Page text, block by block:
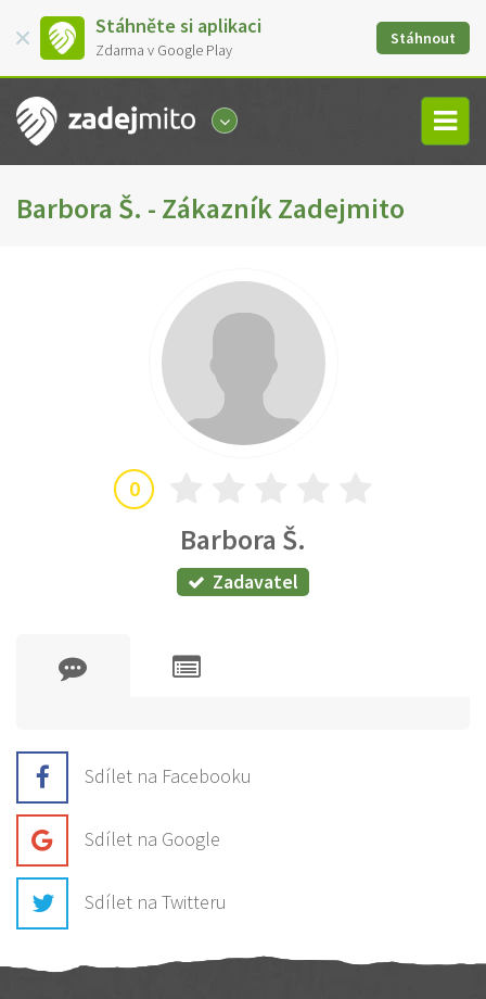
Stáhněte si aplikaci
Zdarma v Google Play
Stáhnout
Barbora Š. - Zákazník Zadejmito
0
Barbora Š.
Zadavatel
Sdílet na Facebooku
Sdílet na Google
Sdílet na Twitteru